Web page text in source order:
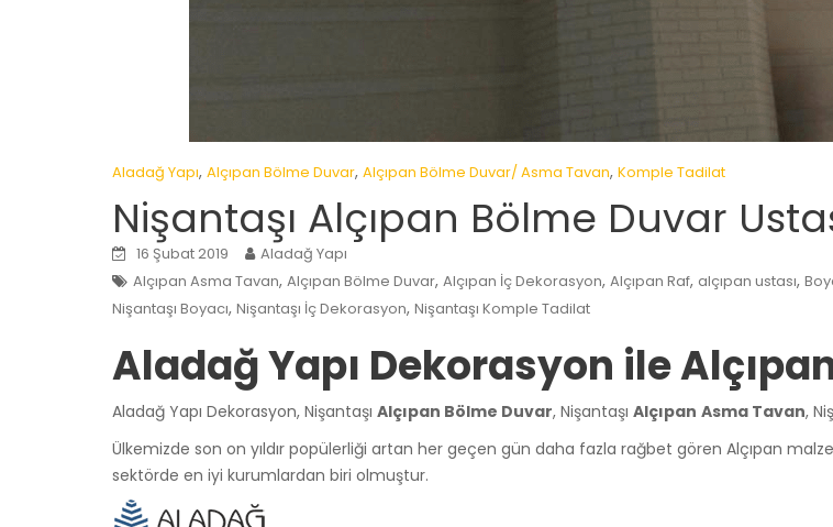
Aladağ Yapı, Alçıpan Bölme Duvar, Alçıpan Bölme Duvar/ Asma Tavan, Komple Tadilat
Nişantaşı Alçıpan Bölme Duvar
16 Şubat 2019
Aladağ Yapı
Alçıpan Asma Tavan, Alçıpan Bölme Duvar, Alçıpan İç Dekorasyon, Alçıpan Raf, alçıpan ustası,
Nişantaşı Boyacı, Nişantaşı İç Dekorasyon, Nişantaşı Komple Tadilat
Aladağ Yapı Dekorasyon ile
Aladağ Yapı Dekorasyon, Nişantaşı Alçıpan Bölme Duvar, Nişantaşı Alçıpan Asma Tavan,
Ülkemizde son on yıldır popülerliği artan her geçen gün daha fazla rağbet gören Alçıpan
sektörde en iyi kurumlardan biri olmuştur.